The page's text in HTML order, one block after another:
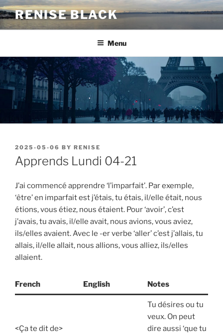
Skip
to
content
RENISE BLACK
Menu
POSTED
ON
2025-05-06 BY RENISE
Apprends Lundi 04-21
J’ai commencé apprendre ‘l’imparfait’. Par exemple,
‘être’ en imparfait est j’étais, tu étais, il/elle était, nous
étions, vous étiez, nous étaient. Pour ‘avoir’, c’est
j’avais, tu avais, il/elle avait, nous avions, vous aviez,
ils/elles avaient. Avec le -er verbe ‘aller’ c’est j’allais, tu
allais, il/elle allait, nous allions, vous alliez, ils/elles
allaient.
French English Notes
<Ça te dit de>
Tu désires ou tu
veux. On peut
dire aussi ‘que tu